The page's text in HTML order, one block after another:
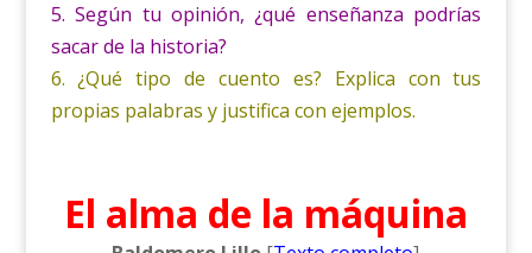
5. Según tu opinión, ¿qué enseñanza podrías
sacar de la historia?
6. ¿Qué tipo de cuento es? Explica con tus
propias palabras y justifica con ejemplos.
El alma de la máquina